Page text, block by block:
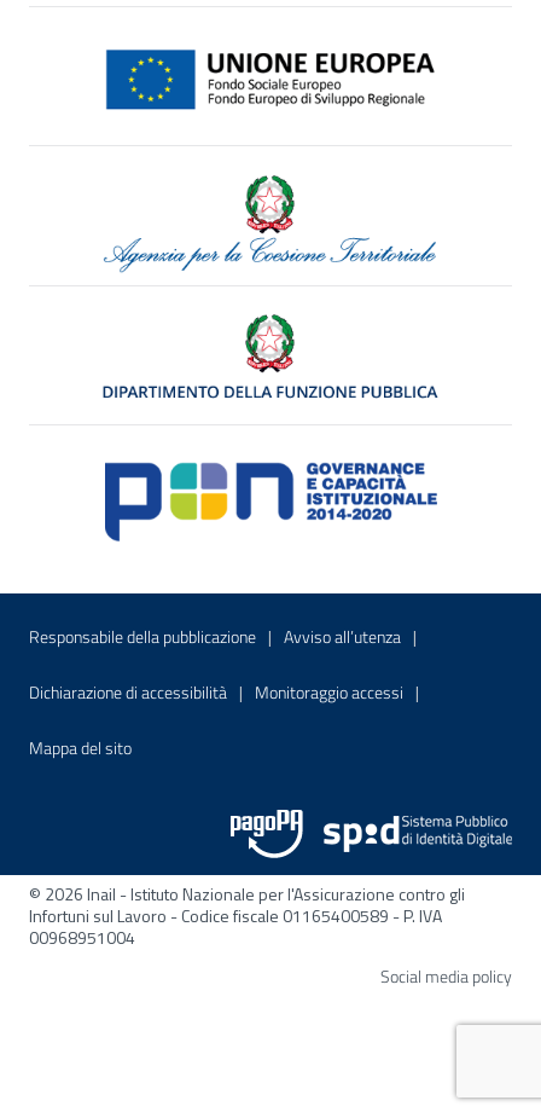
Menu di servizio
Responsabile della pubblicazione Sito interno - Apre in una nuova
Avviso all’utenza Sito interno -
Dichiarazione di accessibilità Sito interno - Apre in una nuova finestra
Monitoraggio accessi Sito interno -
Mappa del sitoSito interno - Apre nella stessa finestra
© 2026 Inail - Istituto Nazionale per l'Assicurazione contro gli
Infortuni sul Lavoro - Codice fiscale 01165400589 - P. IVA
00968951004
Social media policy